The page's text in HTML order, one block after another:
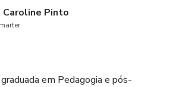
Caroline Pinto
em Pedagogia e pós-